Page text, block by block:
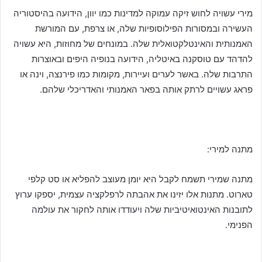
מירי עשויה לחוש זיקה עמוקה למדינות כמו יוון, הידועה בהיסטוריה
העשירה ובמסורות הפילוסופיות שלה, או צרפת, עם המורשת
האמנותית והאינטלקטואלית שלה. במונחים של מחוזות, היא עשויה
להדהד עם טוסקנה באיטליה, הידועה בנופיה היפים ובאוצרות
התרבות שלה. באשר לערים ועיירות, מקומות כמו פירנצה, וינה או
פראג עשויים לרתק אותה בפאר האמנותי והאדריכלי שלהם.
מתנה למירי:
מתנה שמירי תשמח לקבל היא יומן מעוצב להפליא או סט קלפי
טארוט. מתנות אלו יזינו את אהבתה לרפלקציה עצמית, יספקו ערוץ
לתובנות האינטואיטיביות שלה ויעודדו אותה לחקור את עולמה
הפנימי.